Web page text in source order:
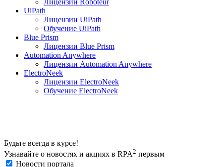
UiPath
Лицензии UiPath
Обучение UiPath
Blue Prism
Лицензии Blue Prism
Automation Anywhere
Лицензии Automation Anywhere
ElectroNeek
Лицензии ElectroNeek
Обучение ElectroNeek
Будьте всегда в курсе!
Узнавайте о новостях и акциях в RPA2 первым
Новости портала